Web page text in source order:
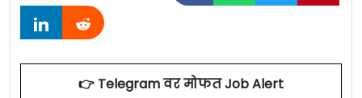
👉 Telegram वर मोफत Job Alert